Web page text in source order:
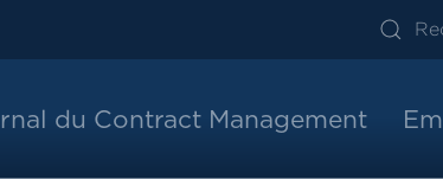
du Contract Management